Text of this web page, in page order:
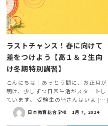
ラストチャンス！春に向けて
差をつけよう【高１＆２生向
け冬期特別講習】
こんにちは！あっとう間に、お正月が
明け、少しずつ日常生活がスタートし
ています。 受験生の皆さんはいよ […]
日本教育総合学校 1月 7, 2024